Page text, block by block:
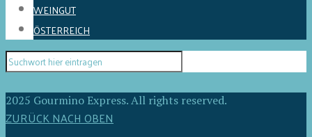
WEINGUT
ÖSTERREICH
2025 Gourmino Express. All rights reserved.
ZURÜCK NACH OBEN